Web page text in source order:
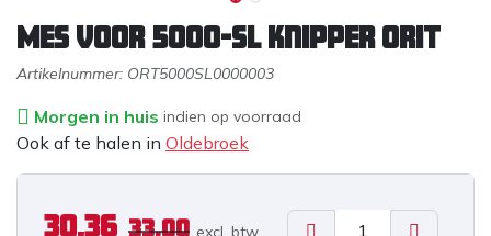
Mes voor 5000-SL knipper ORIT
Artikelnummer: ORT5000SL0000003
Morgen in huis indien op voorraad
Ook af te halen in Oldebroek
30,36 33,00 excl. btw